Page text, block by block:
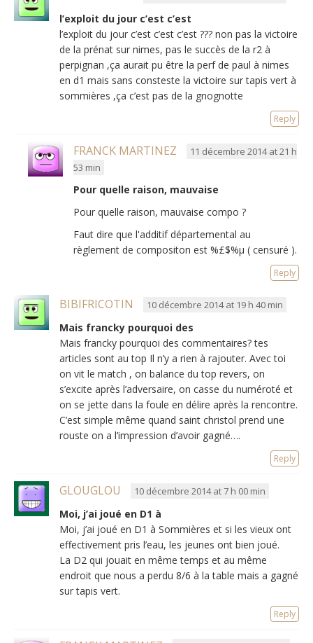
l’exploit du jour c’est c’est
l’exploit du jour c’est c’est c’est ??? non pas la victoire
de la prénat sur nimes, pas le succès de la r2 à
perpignan ,ça aurait pu être la perf de paul à nimes
en d1 mais sans consteste la victoire sur tapis vert à
sommières ,ça c’est pas de la gnognotte
Reply
FRANCK MARTINEZ
11 décembre 2014 at 21 h
53 min
Pour quelle raison, mauvaise
Pour quelle raison, mauvaise compo ?
Faut dire que l'additif départemental au
règlement de compositon est %£$%µ ( censuré ).
Reply
BIBIFRICOTIN 10 décembre 2014 at 19 h 40 min
Mais francky pourquoi des
Mais francky pourquoi des commentaires? tes
articles sont au top Il n’y a rien à rajouter. Avec toi
on vit le match , on balance du top revers, on
s’excite après l’adversaire, on casse du numéroté et
on se jette dans la foule en délire après la rencontre.
C’est simple même quand saint christol prend une
rouste on a l’impression d’avoir gagné….
Reply
GLOUGLOU 10 décembre 2014 at 7 h 00 min
Moi, j’ai joué en D1 à
Moi, j’ai joué en D1 à Sommières et si les vieux ont
effectivement pris l’eau, les jeunes ont bien joué.
La D2 qui jouait en même temps et au même
endroit que nous a perdu 8/6 à la table mais a gagné
sur tapis vert.
Reply